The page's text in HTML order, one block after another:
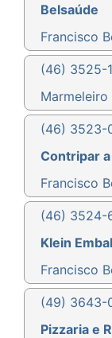
Belsaúde
Francisco
(46) 3525-
Marmeleiro
(46) 3523-
Contripar
Francisco
(46) 3524-
Klein
Francisco
(49) 3643-
Pizzaria e